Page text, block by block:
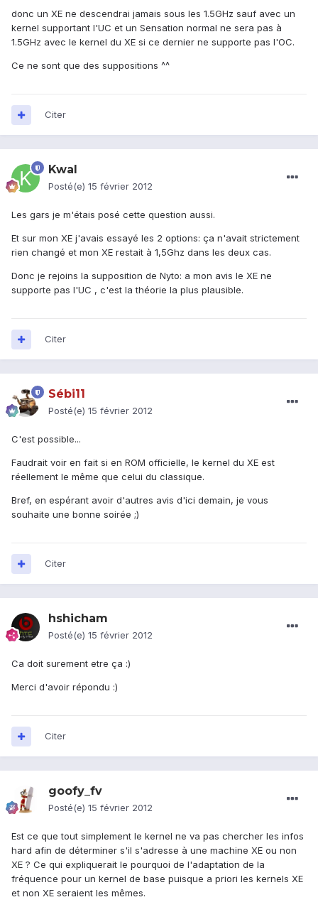
donc un XE ne descendrai jamais sous les 1.5GHz sauf avec un
kernel supportant l'UC et un Sensation normal ne sera pas à
1.5GHz avec le kernel du XE si ce dernier ne supporte pas l'OC.
Ce ne sont que des suppositions ^^
Citer
Kwal
Posté(e) 15 février 2012
Les gars je m'étais posé cette question aussi.
Et sur mon XE j'avais essayé les 2 options: ça n'avait strictement
rien changé et mon XE restait à 1,5Ghz dans les deux cas.
Donc je rejoins la supposition de Nyto: a mon avis le XE ne
supporte pas l'UC , c'est la théorie la plus plausible.
Citer
Sébi11
Posté(e) 15 février 2012
C'est possible...
Faudrait voir en fait si en ROM officielle, le kernel du XE est
réellement le même que celui du classique.
Bref, en espérant avoir d'autres avis d'ici demain, je vous
souhaite une bonne soirée ;)
Citer
hshicham
Posté(e) 15 février 2012
Ca doit surement etre ça :)
Merci d'avoir répondu :)
Citer
goofy_fv
Posté(e) 15 février 2012
Est ce que tout simplement le kernel ne va pas chercher les infos
hard afin de déterminer s'il s'adresse à une machine XE ou non
XE ? Ce qui expliquerait le pourquoi de l'adaptation de la
fréquence pour un kernel de base puisque a priori les kernels XE
et non XE seraient les mêmes.